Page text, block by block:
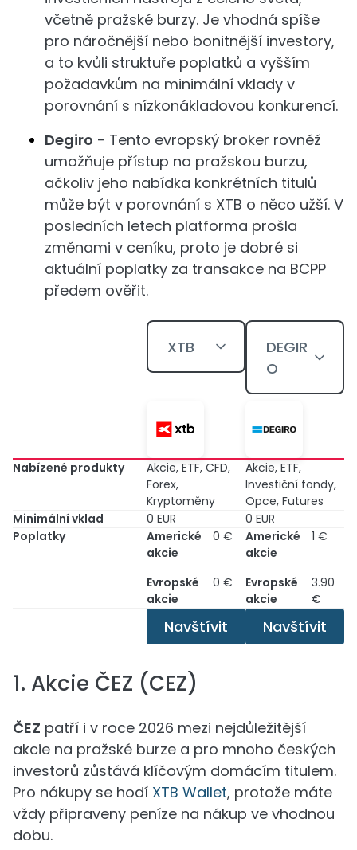
včetně pražské burzy. Je vhodná spíše
pro náročnější nebo bonitnější investory,
a to kvůli struktuře poplatků a vyšším
požadavkům na minimální vklady v
porovnání s nízkonákladovou konkurencí.
Degiro - Tento evropský broker rovněž
umožňuje přístup na pražskou burzu,
ačkoliv jeho nabídka konkrétních titulů
může být v porovnání s XTB o něco užší. V
posledních letech platforma prošla
změnami v ceníku, proto je dobré si
aktuální poplatky za transakce na BCPP
předem ověřit.
XTB
DEGIR
O
Nabízené produkty
Akcie, ETF, CFD,
Forex,
Kryptoměny
Akcie, ETF,
Investiční fondy,
Opce, Futures
Minimální vklad
0 EUR
0 EUR
Poplatky
Americké
akcie
0 €
Evropské
akcie
0 €
Americké
akcie
1 €
Evropské
akcie
3.90
€
Navštívit Navštívit
1. Akcie ČEZ (CEZ)
ČEZ patří i v roce 2026 mezi nejdůležitější
akcie na pražské burze a pro mnoho českých
investorů zůstává klíčovým domácím titulem.
Pro nákupy se hodí XTB Wallet, protože máte
vždy připraveny peníze na nákup ve vhodnou
dobu.